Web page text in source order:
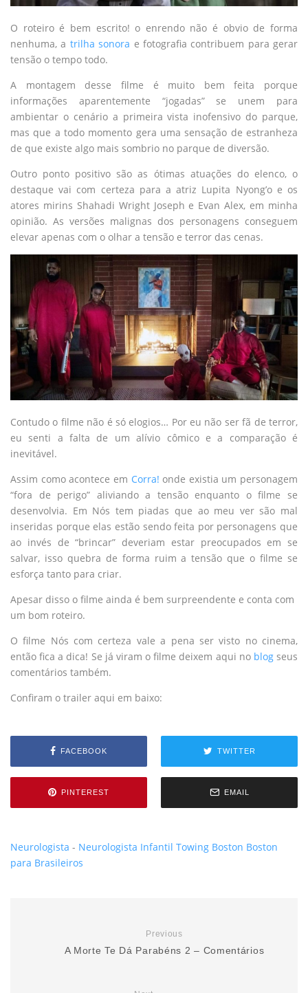
O roteiro é bem escrito! o enrendo não é obvio de forma
nenhuma, a trilha sonora e fotografia contribuem para gerar
tensão o tempo todo.
A montagem desse filme é muito bem feita porque
informações aparentemente “jogadas” se unem para
ambientar o cenário a primeira vista inofensivo do parque,
mas que a todo momento gera uma sensação de estranheza
de que existe algo mais sombrio no parque de diversão.
Outro ponto positivo são as ótimas atuações do elenco, o
destaque vai com certeza para a atriz Lupita Nyong’o e os
atores mirins Shahadi Wright Joseph e Evan Alex, em minha
opinião. As versões malignas dos personagens conseguem
elevar apenas com o olhar a tensão e terror das cenas.
Contudo o filme não é só elogios… Por eu não ser fã de terror,
eu senti a falta de um alívio cômico e a comparação é
inevitável.
Assim como acontece em Corra! onde existia um personagem
“fora de perigo” aliviando a tensão enquanto o filme se
desenvolvia. Em Nós tem piadas que ao meu ver são mal
inseridas porque elas estão sendo feita por personagens que
ao invés de “brincar” deveriam estar preocupados em se
salvar, isso quebra de forma ruim a tensão que o filme se
esforça tanto para criar.
Apesar disso o filme ainda é bem surpreendente e conta com
um bom roteiro.
O filme Nós com certeza vale a pena ser visto no cinema,
então fica a dica! Se já viram o filme deixem aqui no blogseus
comentários também.
Confiram o trailer aqui em baixo:
FACEBOOK TWITTER
PINTEREST EMAIL
Neurologista - Neurologista Infantil Towing Boston Boston
para Brasileiros
Previous
A Morte Te Dá Parabéns 2 – Comentários